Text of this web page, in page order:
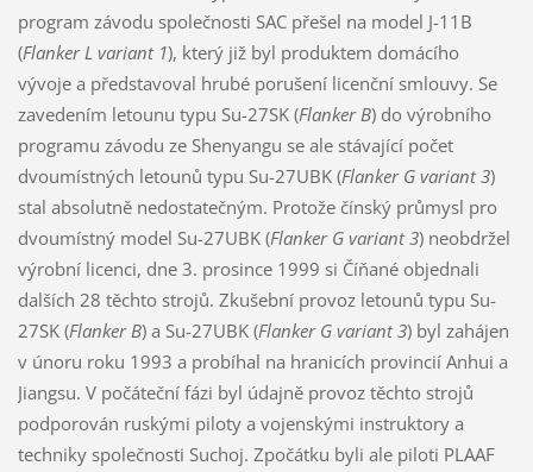
program závodu společnosti SAC přešel na model J-11B
(Flanker L variant 1), který již byl produktem domácího
vývoje a představoval hrubé porušení licenční smlouvy. Se
zavedením letounu typu Su-27SK (Flanker B) do výrobního
programu závodu ze Shenyangu se ale stávající počet
dvoumístných letounů typu Su-27UBK (Flanker G variant 3)
stal absolutně nedostatečným. Protože čínský průmysl pro
dvoumístný model Su-27UBK (Flanker G variant 3) neobdržel
výrobní licenci, dne 3. prosince 1999 si Číňané objednali
dalších 28 těchto strojů. Zkušební provoz letounů typu Su-
27SK (Flanker B) a Su-27UBK (Flanker G variant 3) byl zahájen
v únoru roku 1993 a probíhal na hranicích provincií Anhui a
Jiangsu. V počáteční fázi byl údajně provoz těchto strojů
podporován ruskými piloty a vojenskými instruktory a
techniky společnosti Suchoj. Zpočátku byli ale piloti PLAAF